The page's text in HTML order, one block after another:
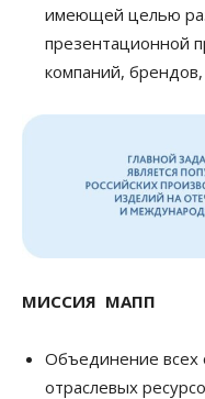
имеющей целью
презентационной
компаний, брендов,
МИССИЯ МАПП
Объединение всех
отраслевых